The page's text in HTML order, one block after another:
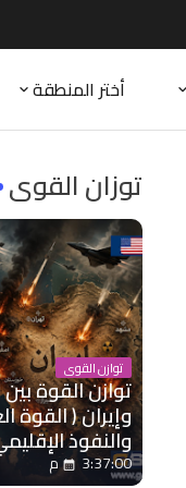
أختر المنطقة
توزان القوى
توازن القوى
توازن القوة
وإيران ( القوة
والنفوذ
3:37:00 م